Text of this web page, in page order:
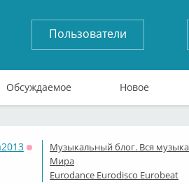
Пользователи
Обсуждаемое Новое
Оффлайн
Музыкальный блог. Вся музыка
Мира
Eurodance Eurodisco Eurobeat